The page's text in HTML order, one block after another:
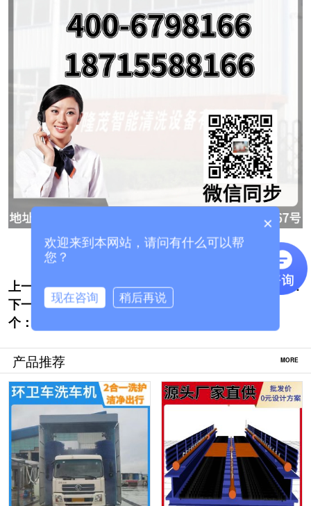
上一个: 全自动洗车设备价格表-点击在线免费领取
[隆茂鑫晟]
下一
个：
大型客车洗车机哪家实惠[隆茂鑫晟]
产品推荐 MORE
×
欢迎来到本网站，请问有什么可以帮
您？
现在咨询 稍后再说